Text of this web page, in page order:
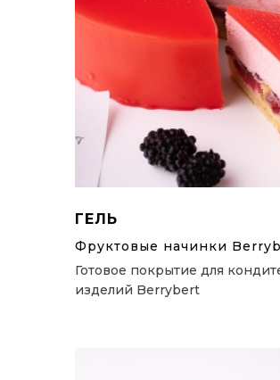
ГЕЛЬ
Фруктовые начинки
Готовое покрытие для
изделий Berrybert